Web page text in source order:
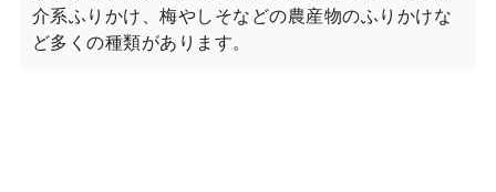
介系ふりかけ、梅やしそなどの農産物のふりかけな
ど多くの種類があります。